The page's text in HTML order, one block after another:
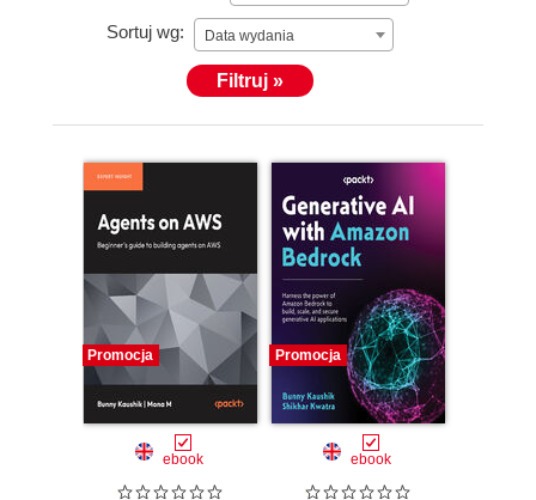
Sortuj wg: Data wydania
Filtruj »
Promocja
ebook
Promocja
ebook